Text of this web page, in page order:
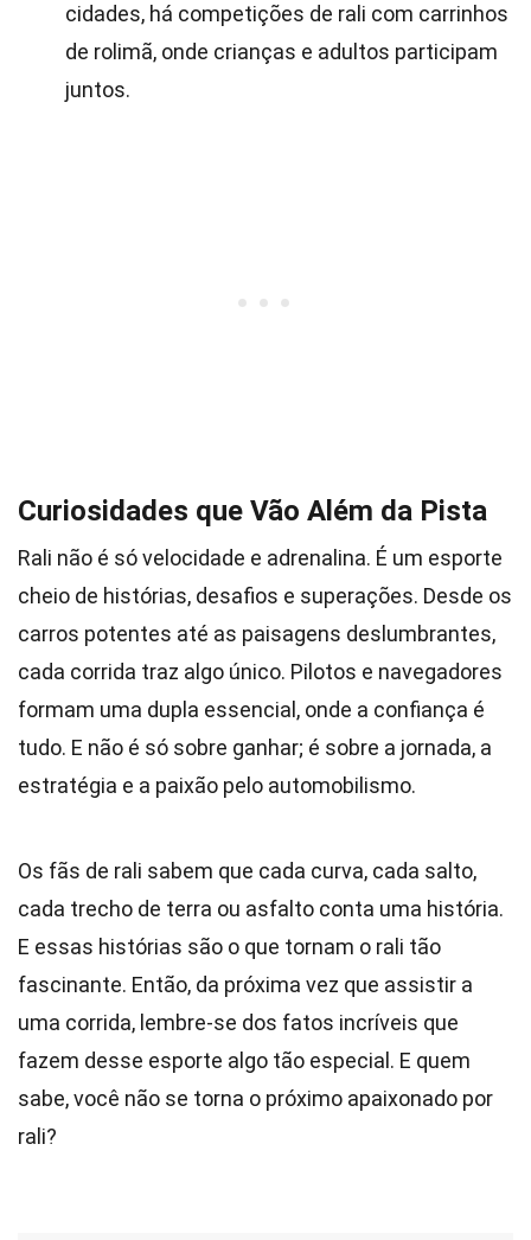
cidades, há competições de rali com carrinhos
de rolimã, onde crianças e adultos participam
juntos.
Curiosidades que Vão Além da Pista
Rali não é só velocidade e adrenalina. É um esporte
cheio de histórias, desafios e superações. Desde os
carros potentes até as paisagens deslumbrantes,
cada corrida traz algo único. Pilotos e navegadores
formam uma dupla essencial, onde a confiança é
tudo. E não é só sobre ganhar; é sobre a jornada, a
estratégia e a paixão pelo automobilismo.
Os fãs de rali sabem que cada curva, cada salto,
cada trecho de terra ou asfalto conta uma história.
E essas histórias são o que tornam o rali tão
fascinante. Então, da próxima vez que assistir a
uma corrida, lembre-se dos fatos incríveis que
fazem desse esporte algo tão especial. E quem
sabe, você não se torna o próximo apaixonado por
rali?